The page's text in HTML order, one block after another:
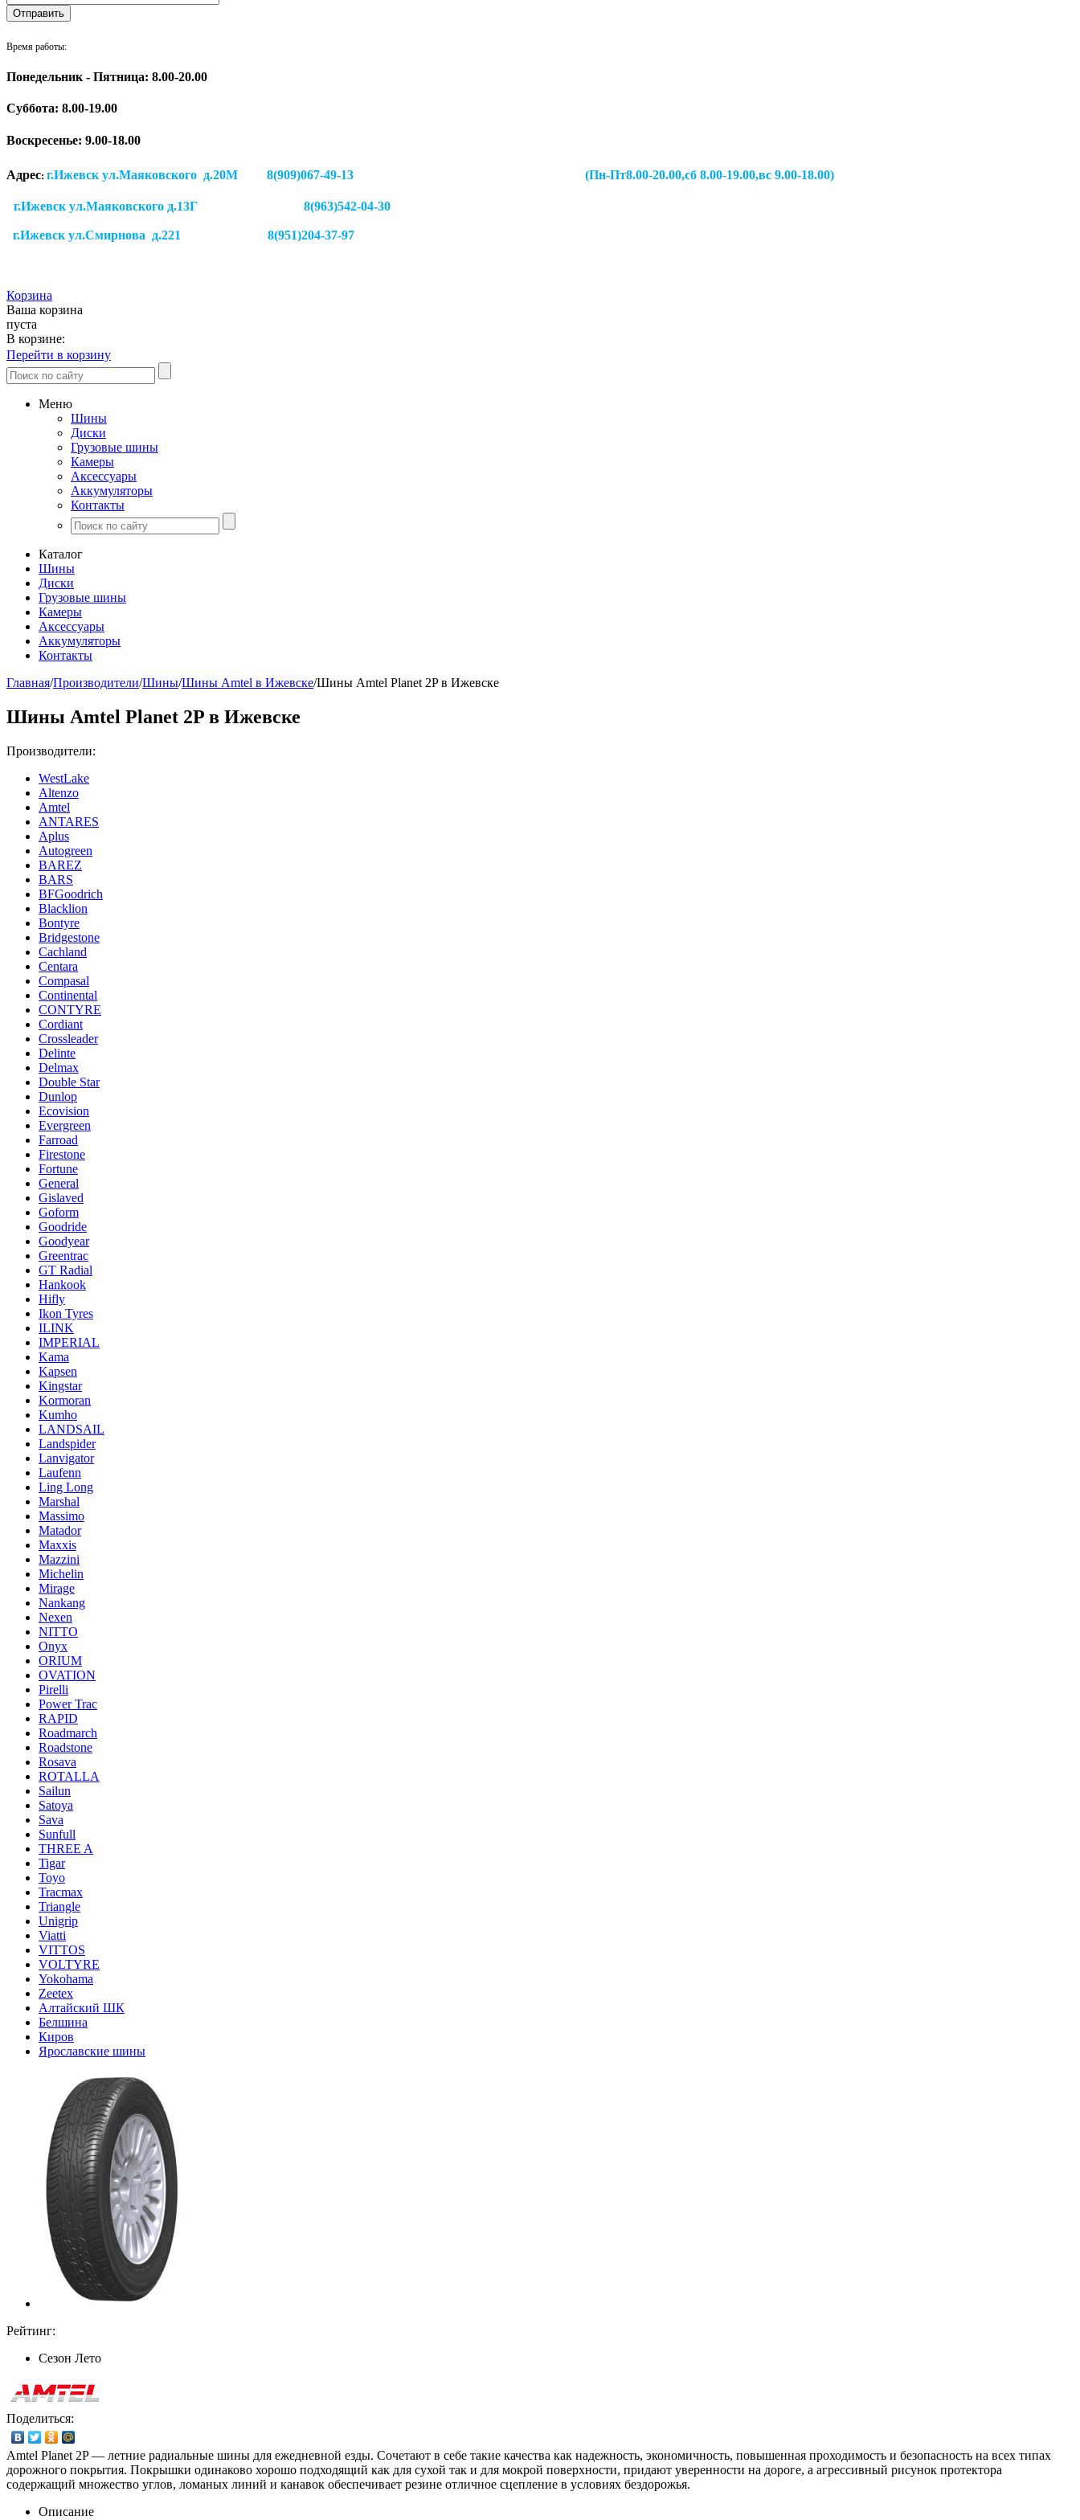
Время работы:
Понедельник - Пятница: 8.00-20.00
Суббота: 8.00-19.00
Воскресенье: 9.00-18.00
Адрес: г.Ижевск ул.Маяковского д.20М 8(909)067-49-13 (Пн-Пт8.00-20.00,сб 8.00-19.00,вс 9.00-18.00)
г.Ижевск ул.Маяковского д.13Г 8(963)542-04-30
г.Ижевск ул.Смирнова д.221 8(951)204-37-97
Корзина
Ваша корзина
пуста
В корзине:
Перейти в корзину
Меню
Шины
Диски
Грузовые шины
Камеры
Аксессуары
Аккумуляторы
Контакты
Каталог
Шины
Диски
Грузовые шины
Камеры
Аксессуары
Аккумуляторы
Контакты
Главная/Производители/Шины/Шины Amtel в Ижевске/Шины Amtel Planet 2P в Ижевске
Шины Amtel Planet 2P в Ижевске
Производители:
WestLake
Altenzo
Amtel
ANTARES
Aplus
Autogreen
BAREZ
BARS
BFGoodrich
Blacklion
Bontyre
Bridgestone
Cachland
Centara
Compasal
Continental
CONTYRE
Cordiant
Crossleader
Delinte
Delmax
Double Star
Dunlop
Ecovision
Evergreen
Farroad
Firestone
Fortune
General
Gislaved
Goform
Goodride
Goodyear
Greentrac
GT Radial
Hankook
Hifly
Ikon Tyres
ILINK
IMPERIAL
Kama
Kapsen
Kingstar
Kormoran
Kumho
LANDSAIL
Landspider
Lanvigator
Laufenn
Ling Long
Marshal
Massimo
Matador
Maxxis
Mazzini
Michelin
Mirage
Nankang
Nexen
NITTO
Onyx
ORIUM
OVATION
Pirelli
Power Trac
RAPID
Roadmarch
Roadstone
Rosava
ROTALLA
Sailun
Satoya
Sava
Sunfull
THREE A
Tigar
Toyo
Tracmax
Triangle
Unigrip
Viatti
VITTOS
VOLTYRE
Yokohama
Zeetex
Алтайский ШК
Белшина
Киров
Ярославские шины
Рейтинг:
Сезон Лето
Поделиться:
Amtel Planet 2P — летние радиальные шины для ежедневной езды. Сочетают в себе такие качества как надежность, экономичность, повышенная проходимость и безопасность на всех типах
дорожного покрытия. Покрышки одинаково хорошо подходящий как для сухой так и для мокрой поверхности, придают уверенности на дороге, а агрессивный рисунок протектора
содержащий множество углов, ломаных линий и канавок обеспечивает резине отличное сцепление в условиях бездорожья.
Описание